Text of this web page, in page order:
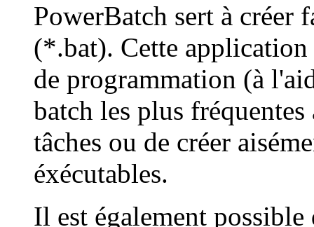
PowerBatch sert à créer
(*.bat). Cette
de programmation (à
batch les plus
tâches ou de créer
éxécutables.
Il est également